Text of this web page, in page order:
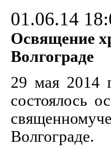
01.06.14
Освящение
Волгограде
29 мая 2014
состоялось
Волгограде.